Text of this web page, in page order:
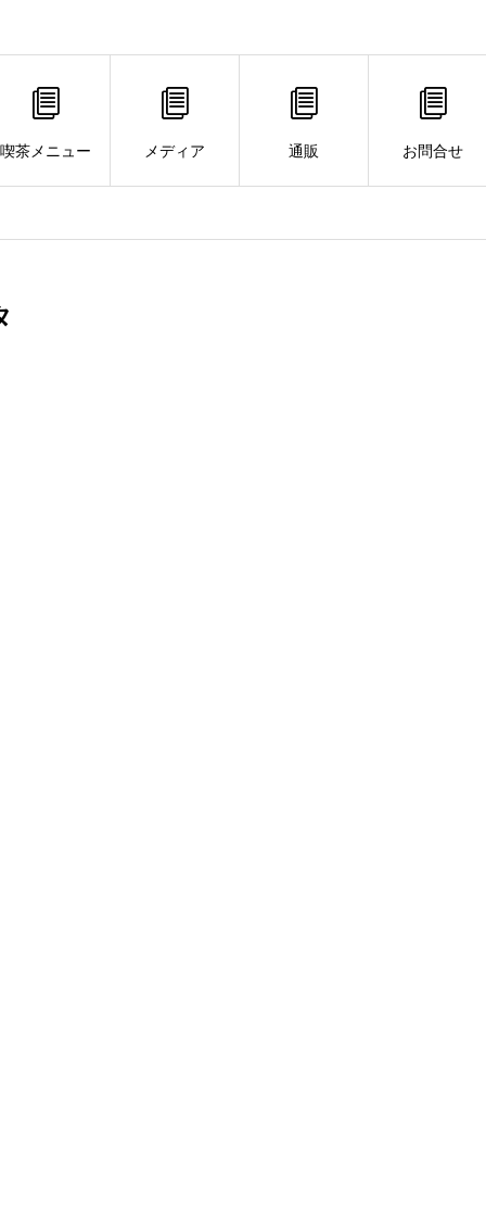
喫茶メニュー メディア 通販 お問合せ